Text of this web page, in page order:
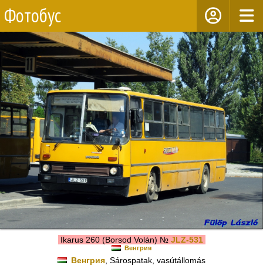
Фотобус
Ikarus 260 (Borsod Volán) № JLZ-531
Венгрия
Венгрия , Sárospatak, vasútállomás